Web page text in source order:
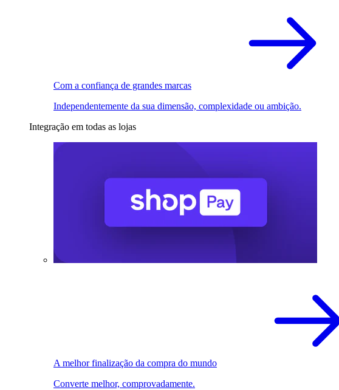
Com a confiança de grandes marcas
Independentemente da sua dimensão, complexidade ou ambição.
Integração em todas as lojas
A melhor finalização da compra do mundo
Converte melhor, comprovadamente.